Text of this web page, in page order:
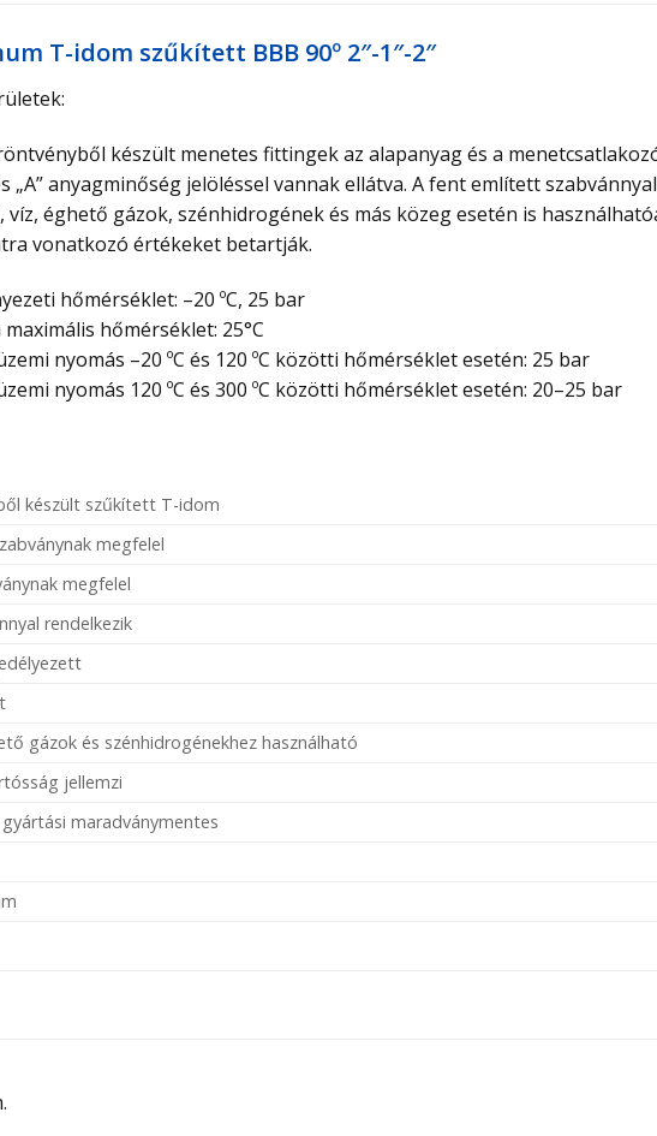
T-idom szűkített BBB 90º 2″-1″-2″
készült menetes fittingek az alapanyag és a
„A” anyagminőség jelöléssel vannak ellátva. A fent említett
éghető gázok, szénhidrogének és más közeg esetén is
vonatkozó értékeket betartják.
hőmérséklet: –20 ºC, 25 bar
hőmérséklet: 25°C
nyomás –20 ºC és 120 ºC közötti hőmérséklet esetén: 25 bar
nyomás 120 ºC és 300 ºC közötti hőmérséklet esetén: 20–25 bar
készült szűkített T-idom
megfelel
megfelel
rendelkezik
gázok és szénhidrogénekhez használható
jellemzi
maradványmentes